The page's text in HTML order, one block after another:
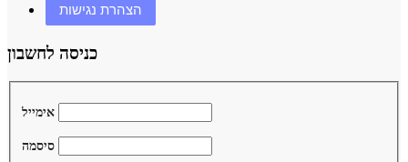
הצהרת נגישות
כניסה לחשבון
אימייל
סיסמה